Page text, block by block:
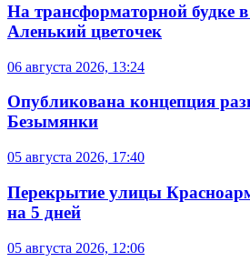
На трансформаторной будке
Аленький цветочек
06 августа 2026, 13:24
Опубликована концепция
Безымянки
05 августа 2026, 17:40
Перекрытие улицы
на 5 дней
05 августа 2026, 12:06